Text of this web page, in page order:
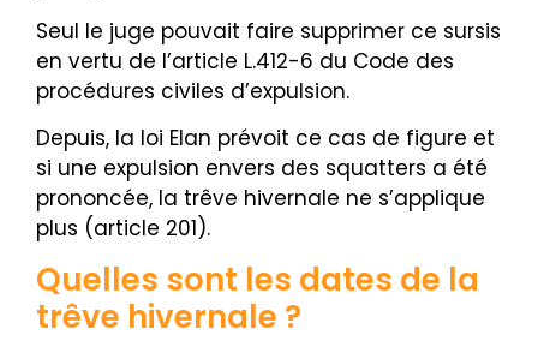
Seul le juge pouvait faire supprimer ce sursis
en vertu de l’article L.412-6 du Code des
procédures civiles d’expulsion.
Depuis, la loi Elan prévoit ce cas de figure et
si une expulsion envers des squatters a été
prononcée, la trêve hivernale ne s’applique
plus (article 201).
Quelles sont les dates de la
trêve hivernale ?